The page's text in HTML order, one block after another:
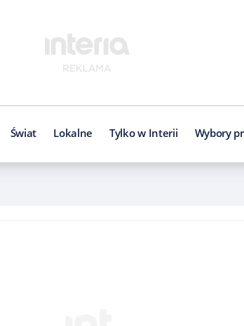
Świat Lokalne Tylko w Interii Wybory